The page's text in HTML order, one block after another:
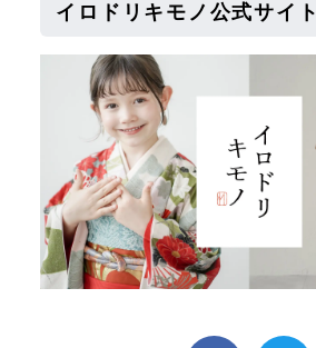
イロドリキモノ公式サイト